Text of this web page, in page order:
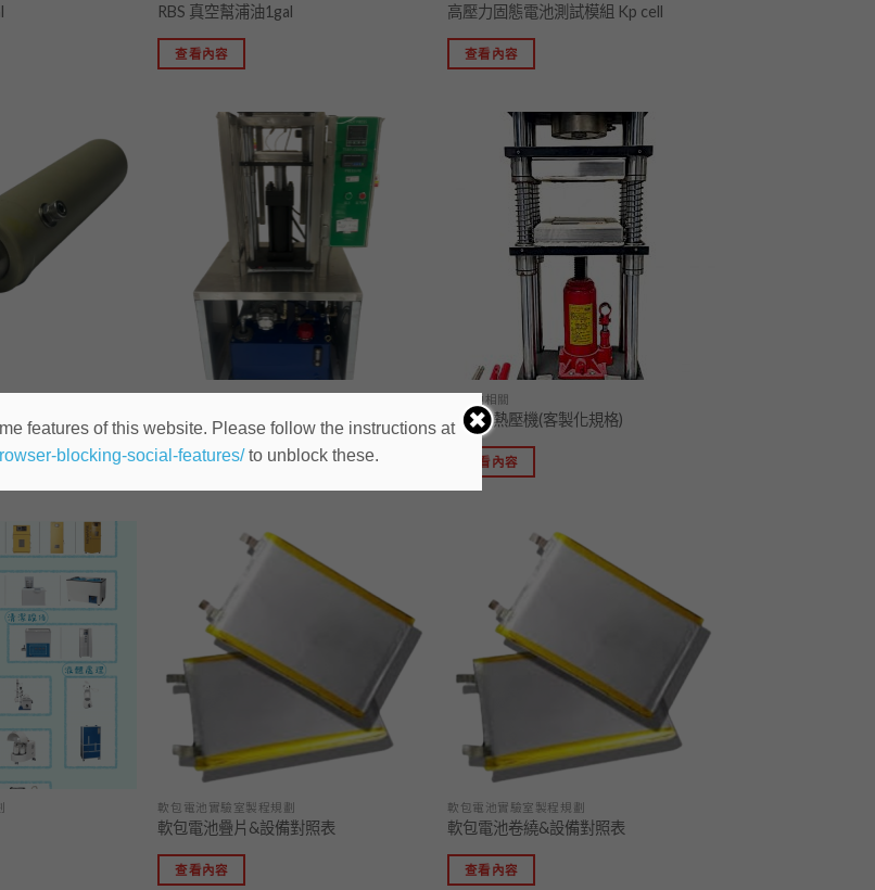
RBS 真空幫浦油1gal
查看內容
高壓力固態電池測試模組 Kp cell
查看內容
「願
望清
離膜專用) 電動熱壓機(客製化規格)
查看內容
鋰電池相關
油壓式熱壓機(客製化規格)
查看內容
加入
「願
望清
單」
望清
單」
軟包電池實驗室製程規劃
軟包電池疊片&設備對照表
查看內容
望清
單」
軟包電池實驗室製程規劃
軟包電池卷繞&設備對照表
查看內容
features of this website. Please follow the instructions at
blocking-social-features/to unblock these.